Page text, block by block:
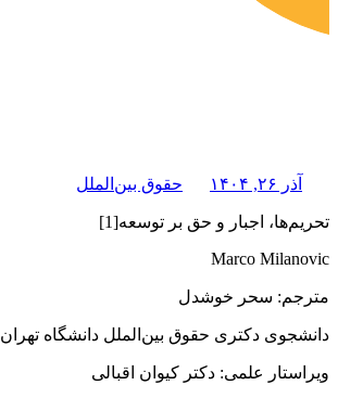
آذر ۲۶, ۱۴۰۴ حقوق بین‌الملل
تحریم‌ها، اجبار و حق بر توسعه[1]
Marco Milanovic
مترجم: سحر خوشدل
دانشجوی دکتری حقوق بین‌الملل دانشگاه تهران
ویراستار علمی: دکتر کیوان اقبالی